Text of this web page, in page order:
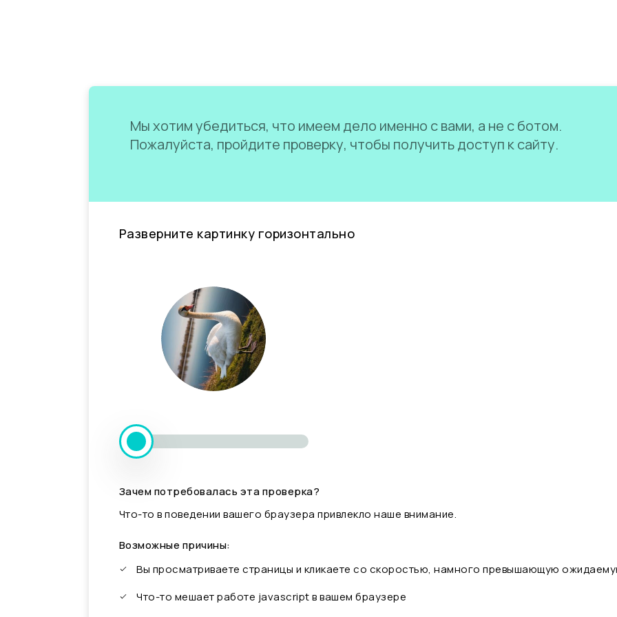
Мы хотим убедиться, что имеем дело именно с вами, а не с ботом.
Пожалуйста, пройдите проверку, чтобы получить доступ к сайту.
Разверните картинку горизонтально
Зачем потребовалась эта проверка?
Что-то в поведении вашего браузера привлекло наше внимание.
Возможные причины:
Вы просматриваете страницы и кликаете со скоростью, намного превышающую
Что-то мешает работе javascript в вашем браузере